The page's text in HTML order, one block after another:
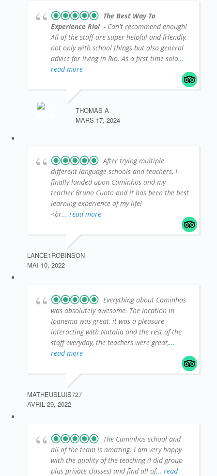
The Best Way To
Experience Rio! - Can't recommend enough!
All of the staff are super helpful and friendly,
not only with school things but also general
advice for living in Rio. As a first time solo...
read more
THOMAS A
MARS 17, 2024
After trying multiple
different language schools and teachers, I
finally landed upon Caminhos and my
teacher Bruno Cuoto and it has been the best
learning experience of my life!
<br... read more
LANCE1ROBINSON
MAI 10, 2022
Everything about Caminhos
was absolutely awesome. The location in
Ipanema was great, it was a pleasure
interacting with Natalia and the rest of the
staff everyday, the teachers were great,...
read more
MATHEUSLUIS727
AVRIL 29, 2022
The Caminhos school and
all of the team is amazing. I am very happy
with the quality of the teaching (I did group
plus private classes) and find all of... read